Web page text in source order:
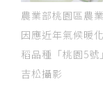
農業部桃園區農
因應近年氣候暖
稻品種「桃園5
吉松攝影